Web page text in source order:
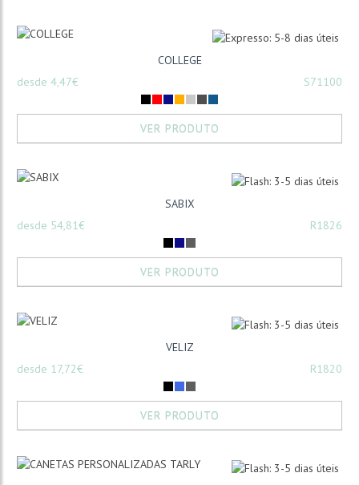
COLLEGE
desde 4,47€
S71100
VER PRODUTO
SABIX
desde 54,81€
R1826
VER PRODUTO
VELIZ
desde 17,72€
R1820
VER PRODUTO